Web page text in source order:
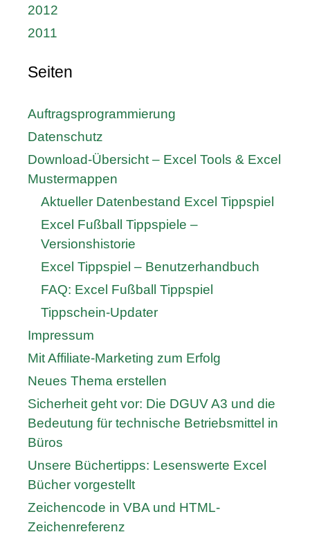
2012
2011
Seiten
Auftragsprogrammierung
Datenschutz
Download-Übersicht – Excel Tools & Excel
Mustermappen
Aktueller Datenbestand Excel Tippspiel
Excel Fußball Tippspiele –
Versionshistorie
Excel Tippspiel – Benutzerhandbuch
FAQ: Excel Fußball Tippspiel
Tippschein-Updater
Impressum
Mit Affiliate-Marketing zum Erfolg
Neues Thema erstellen
Sicherheit geht vor: Die DGUV A3 und die
Bedeutung für technische Betriebsmittel in
Büros
Unsere Büchertipps: Lesenswerte Excel
Bücher vorgestellt
Zeichencode in VBA und HTML-
Zeichenreferenz